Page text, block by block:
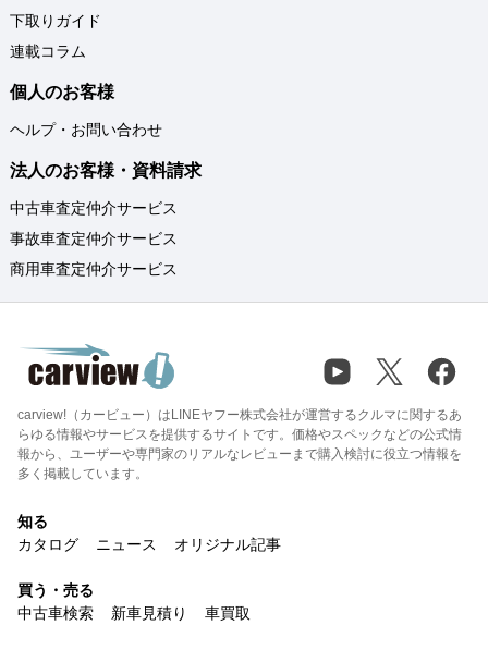
下取りガイド
連載コラム
個人のお客様
ヘルプ・お問い合わせ
法人のお客様・資料請求
中古車査定仲介サービス
事故車査定仲介サービス
商用車査定仲介サービス
carview!（カービュー）はLINEヤフー株式会社が運営するクルマに関するあ
らゆる情報やサービスを提供するサイトです。価格やスペックなどの公式情
報から、ユーザーや専門家のリアルなレビューまで購入検討に役立つ情報を
多く掲載しています。
知る
カタログ
ニュース オリジナル記事
買う・売る
中古車検索
新車見積り 車買取